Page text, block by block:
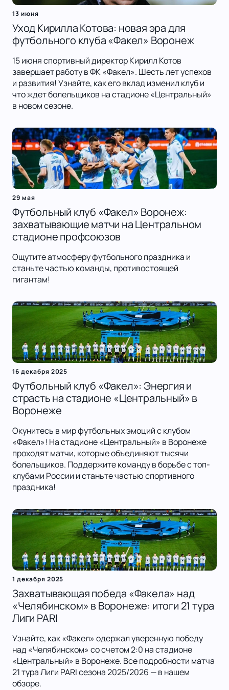
13 июня
Уход Кирилла Котова: новая эра для
футбольного клуба «Факел» Воронеж
15 июня спортивный директор Кирилл Котов
завершает работу в ФК «Факел». Шесть лет успехов
и развития! Узнайте, как его вклад изменил клуб и
что ждет болельщиков на стадионе «Центральный»
в новом сезоне.
29 мая
Футбольный клуб «Факел» Воронеж:
захватывающие матчи на Центральном
стадионе профсоюзов
Ощутите атмосферу футбольного праздника и
станьте частью команды, противостоящей
гигантам!
16 декабря 2025
Футбольный клуб «Факел»: Энергия и
страсть на стадионе «Центральный» в
Воронеже
Окунитесь в мир футбольных эмоций с клубом
«Факел»! На стадионе «Центральный» в Воронеже
проходят матчи, которые объединяют тысячи
болельщиков. Поддержите команду в борьбе с топ-
клубами России и станьте частью спортивного
праздника!
1 декабря 2025
Захватывающая победа «Факела» над
«Челябинском» в Воронеже: итоги 21 тура
Лиги PARI
Узнайте, как «Факел» одержал уверенную победу
над «Челябинском» со счетом 2:0 на стадионе
«Центральный» в Воронеже. Все подробности матча
21 тура Лиги PARI сезона 2025/2026 — в нашем
обзоре.